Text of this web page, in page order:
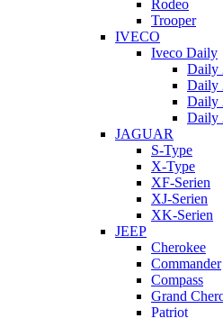
Rodeo
Trooper
IVECO
Iveco Daily
Daily
Daily
Daily
Daily
JAGUAR
S-Type
X-Type
XF-Serien
XJ-Serien
XK-Serien
JEEP
Cherokee
Commander
Compass
Grand
Patriot